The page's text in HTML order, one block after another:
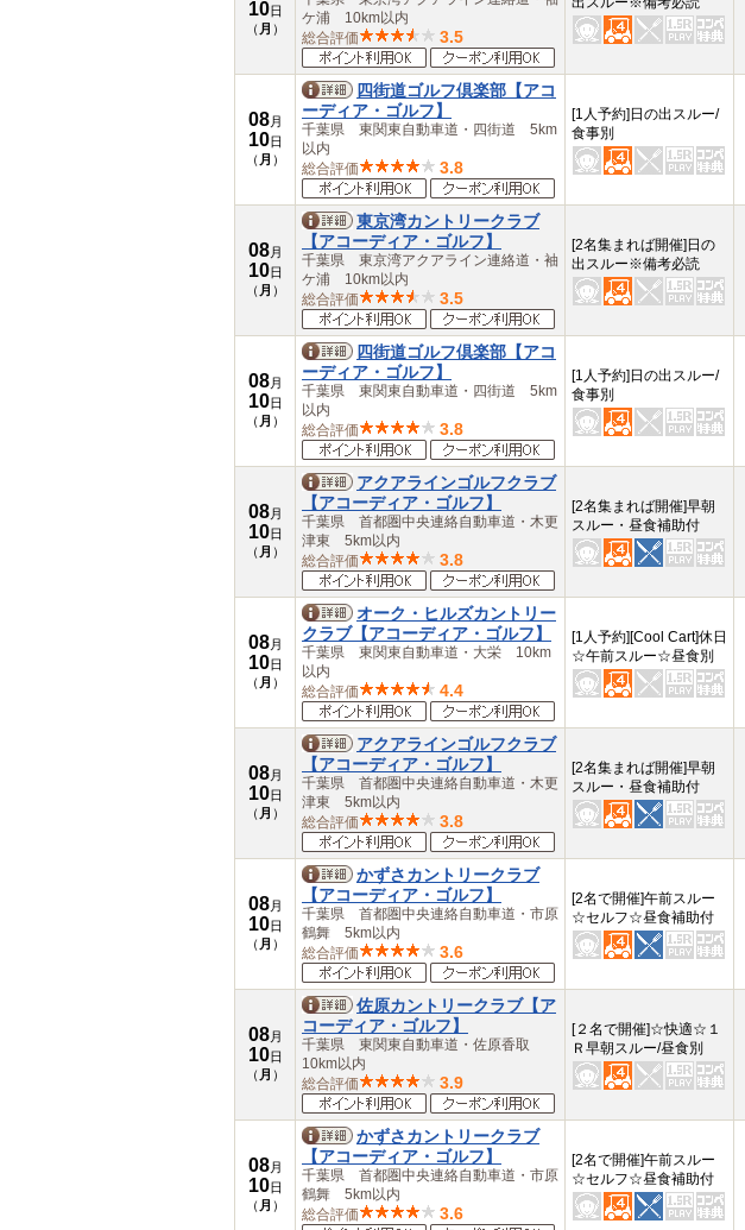
10日
（ 月 ）
ケ浦 10km以内
総合評価
3.5
08月
10日
（ 月 ）
四街道ゴルフ倶楽部【アコ
ーディア・ゴルフ】
千葉県 東関東自動車道・四街道 5km
以内
総合評価
3.8
[1人予約]日の出スルー/
食事別
08月
10日
（ 月 ）
東京湾カントリークラブ
【アコーディア・ゴルフ】
千葉県 東京湾アクアライン連絡道・袖
ケ浦 10km以内
総合評価
3.5
[2名集まれば開催]日の
出スルー※備考必読
08月
10日
（ 月 ）
四街道ゴルフ倶楽部【アコ
ーディア・ゴルフ】
千葉県 東関東自動車道・四街道 5km
以内
総合評価
3.8
[1人予約]日の出スルー/
食事別
08月
10日
（ 月 ）
アクアラインゴルフクラブ
【アコーディア・ゴルフ】
千葉県 首都圏中央連絡自動車道・木更
津東 5km以内
総合評価
3.8
[2名集まれば開催]早朝
スルー・昼食補助付
08月
10日
（ 月 ）
オーク・ヒルズカントリー
クラブ【アコーディア・ゴルフ】
千葉県 東関東自動車道・大栄 10km
以内
総合評価
4.4
[1人予約][Cool Cart]休日
☆午前スルー☆昼食別
08月
10日
（ 月 ）
アクアラインゴルフクラブ
【アコーディア・ゴルフ】
千葉県 首都圏中央連絡自動車道・木更
津東 5km以内
総合評価
3.8
[2名集まれば開催]早朝
スルー・昼食補助付
08月
10日
（ 月 ）
かずさカントリークラブ
【アコーディア・ゴルフ】
千葉県 首都圏中央連絡自動車道・市原
鶴舞 5km以内
総合評価
3.6
[2名で開催]午前スルー
☆セルフ☆昼食補助付
08月
10日
（ 月 ）
佐原カントリークラブ【ア
コーディア・ゴルフ】
千葉県 東関東自動車道・佐原香取
10km以内
総合評価
3.9
[２名で開催]☆快適☆１
Ｒ早朝スルー/昼食別
08月
10日
（ 月 ）
かずさカントリークラブ
【アコーディア・ゴルフ】
千葉県 首都圏中央連絡自動車道・市原
鶴舞 5km以内
総合評価
3.6
[2名で開催]午前スルー
☆セルフ☆昼食補助付